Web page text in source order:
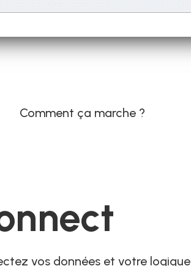
Comment ça marche ?
vos données et votre logique